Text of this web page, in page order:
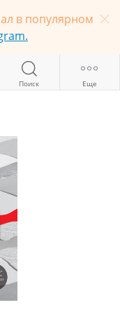
в популярном
Поиск Еще